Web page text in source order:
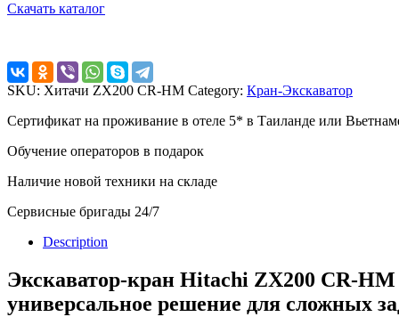
Скачать каталог
SKU: Хитачи ZX200 CR-HM Category: Кран-Экскаватор
Сертификат на проживание в отеле 5* в Таиланде или
Обучение операторов в подарок
Наличие новой техники на складе
Сервисные бригады 24/7
Description
Экскаватор-кран Hitachi ZX200 CR-HM
универсальное решение для сложных